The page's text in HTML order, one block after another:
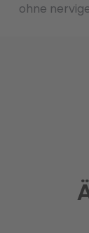
ohne